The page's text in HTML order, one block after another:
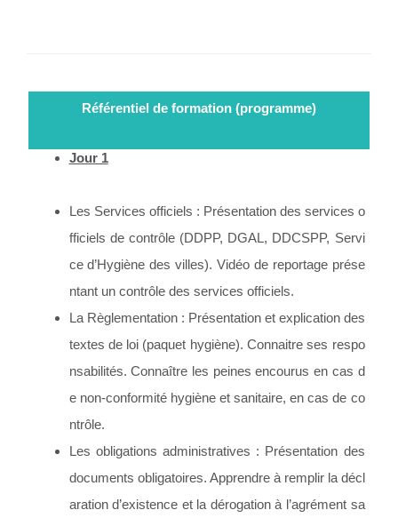
Référentiel de formation (programme)
Jour 1
Les Services officiels : Présentation des services o
fficiels de contrôle (DDPP, DGAL, DDCSPP, Servi
ce d’Hygiène des villes). Vidéo de reportage prése
ntant un contrôle des services officiels.
La Règlementation : Présentation et explication des
textes de loi (paquet hygiène). Connaitre ses respo
nsabilités. Connaître les peines encourus en cas d
e non-conformité hygiène et sanitaire, en cas de co
ntrôle.
Les obligations administratives : Présentation des
documents obligatoires. Apprendre à remplir la décl
aration d’existence et la dérogation à l’agrément sa